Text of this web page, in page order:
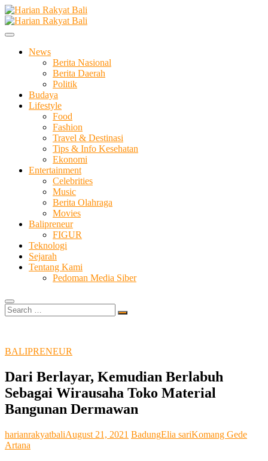
Skip
to
content
Harian Rakyat Bali
Membangun Semangat Kehidupan dan Berbangsa
News
Berita Nasional
Berita Daerah
Politik
Budaya
Lifestyle
Food
Fashion
Travel & Destinasi
Tips & Info Kesehatan
Ekonomi
Entertainment
Celebrities
Music
Berita Olahraga
Movies
Balipreneur
FIGUR
Teknologi
Sejarah
Tentang Kami
Pedoman Media Siber
Search
…
BALIPRENEUR
Dari Berlayar, Kemudian Berlabuh
Sebagai Wirausaha Toko Material
Bangunan Dermawan
harianrakyatbaliAugust 21, 2021 BadungElia sariKomang Gede
Artana